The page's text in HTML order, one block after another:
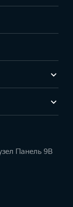
Панель 9В